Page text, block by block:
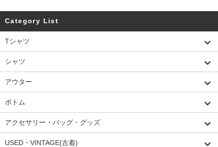
Category List
Tシャツ
シャツ
アウター
ボトム
アクセサリー・バッグ・グッズ
USED・VINTAGE(古着)